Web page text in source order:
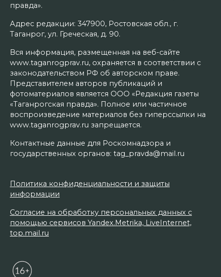
правда».
Адрес редакции: 347900, Ростовская обл., г.
Таганрог, ул. Греческая, д. 90.
Вся информация, размещенная на веб-сайте
www.taganrogprav.ru, охраняется в соответствии с
законодательством РФ об авторском праве.
Представителем авторов публикаций и
фотоматериалов является ООО «Редакция газеты
«Таганрогская правда». Полное или частичное
воспроизведение материалов без гиперссылки на
www.taganrogprav.ru запрещается.
Контактные данные для Роскомнадзора и
государственных органов: tag_pravda@mail.ru
Политика конфиденциальности и защиты
информации
Согласие на обработку персональных данных с
помощью сервисов Yandex.Metrika, LiveInternet,
top.mail.ru